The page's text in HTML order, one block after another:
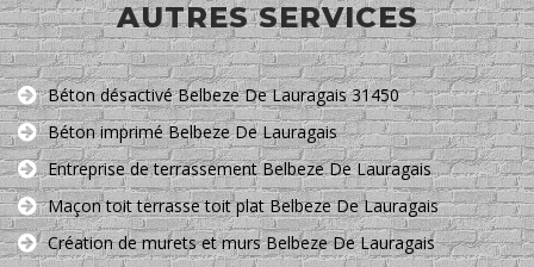
AUTRES SERVICES
Béton désactivé Belbeze De Lauragais 31450
Béton imprimé Belbeze De Lauragais
Entreprise de terrassement Belbeze De Lauragais
Maçon toit terrasse toit plat Belbeze De Lauragais
Création de murets et murs Belbeze De Lauragais